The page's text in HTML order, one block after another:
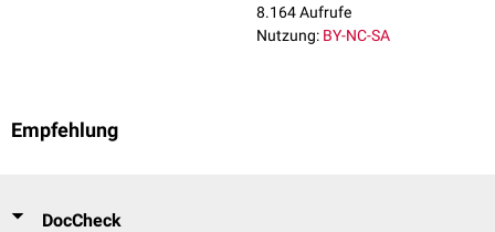
8.164 Aufrufe
Nutzung: BY-NC-SA
Empfehlung
DocCheck